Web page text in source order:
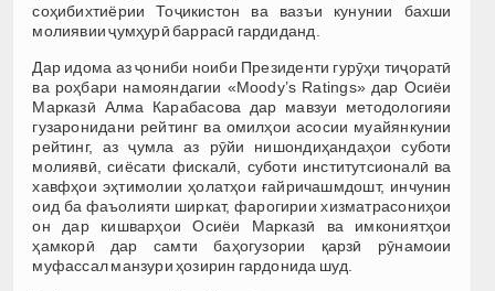
соҳибихтиёрии Тоҷикистон ва вазъи кунунии бахши
молиявии ҷумҳурӣ баррасӣ гардиданд.
Дар идома аз ҷониби ноиби Президенти гурӯҳи тиҷоратӣ
ва роҳбари намояндагии «Moody’s Ratings» дар Осиёи
Марказӣ Алма Карабасова дар мавзуи методологияи
гузаронидани рейтинг ва омилҳои асосии муайянкунии
рейтинг, аз ҷумла аз рӯйи нишондиҳандаҳои суботи
молиявӣ, сиёсати фискалӣ, суботи институтсионалӣ ва
хавфҳои эҳтимолии ҳолатҳои ғайричашмдошт, инчунин
оид ба фаъолияти ширкат, фарогирии хизматрасониҳои
он дар кишварҳои Осиёи Марказӣ ва имкониятҳои
ҳамкорӣ дар самти баҳогузории қарзӣ рӯнамоии
муфассал манзури ҳозирин гардонида шуд.